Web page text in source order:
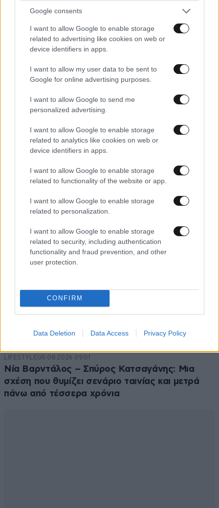
Google consents
I want to allow Google to enable storage
related to advertising like cookies on web or
device identifiers in apps.
I want to allow my user data to be sent to
Google for online advertising purposes.
I want to allow Google to send me
personalized advertising.
I want to allow Google to enable storage
related to analytics like cookies on web or
device identifiers in apps.
I want to allow Google to enable storage
related to functionality of the website or app.
I want to allow Google to enable storage
related to personalization.
I want to allow Google to enable storage
related to security, including authentication
functionality and fraud prevention, and other
user protection.
CONFIRM
Data Deletion Data Access Privacy Policy
MotoMan
Ας έρθει εδώ να μας γιατρέψει
ΑΧΑΧΑΧΑΧΑΧΑΧΑΑΑΑ..... 16·06·2019 03:09
ΝΑ ΕΝΑΣ ΠΟΛΑΚΗΣ
Απαντήστε
TRENDING
LIFESTYLE08·08·2026 09:01
Νία Βαρντάλος – Σπύρος Κατσαγάνης: Μια
σχέση που θυμίζει σενάριο ταινίας και μετρά
πάνω από τέσσερα χρόνια